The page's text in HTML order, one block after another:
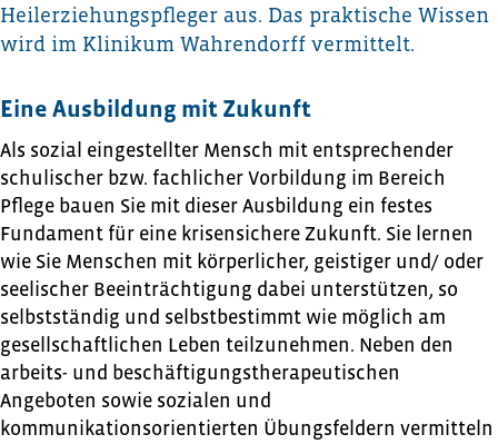
Heilerziehungspfleger aus. Das praktische Wissen
wird im Klinikum Wahrendorff vermittelt.
Eine Ausbildung mit Zukunft
Als sozial eingestellter Mensch mit entsprechender
schulischer bzw. fachlicher Vorbildung im Bereich
Pflege bauen Sie mit dieser Ausbildung ein festes
Fundament für eine krisensichere Zukunft. Sie lernen
wie Sie Menschen mit körperlicher, geistiger und/ oder
seelischer Beeinträchtigung dabei unterstützen, so
selbstständig und selbstbestimmt wie möglich am
gesellschaftlichen Leben teilzunehmen. Neben den
arbeits- und beschäftigungstherapeutischen
Angeboten sowie sozialen und
kommunikationsorientierten Übungsfeldern vermitteln